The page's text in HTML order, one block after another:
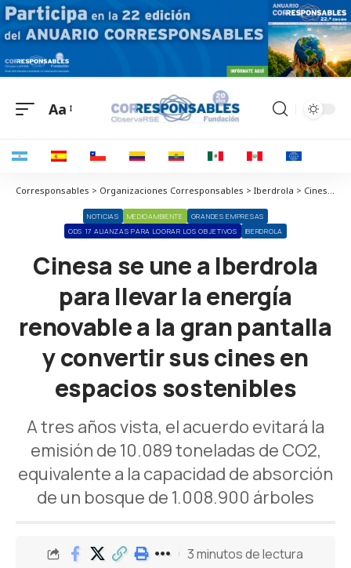
Aa
Corresponsables > Organizaciones Corresponsables > Iberdrola > Cinesa se une a Iberdrola para llevar la energía renovable a la gran pantalla y convertir sus cines en espacios sostenibles
NOTICIAS MEDIOAMBIENTE
GRANDES EMPRESAS
ODS 17 ALIANZAS PARA LOGRAR LOS OBJETIVOS
IBERDROLA
Cinesa se une a Iberdrola
para llevar la energía
renovable a la gran pantalla
y convertir sus cines en
espacios sostenibles
A tres años vista, el acuerdo evitará la
emisión de 10.089 toneladas de CO2,
equivalente a la capacidad de absorción
de un bosque de 1.008.900 árboles
3 minutos de lectura